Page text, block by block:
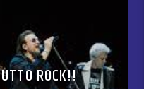
ROCK!!